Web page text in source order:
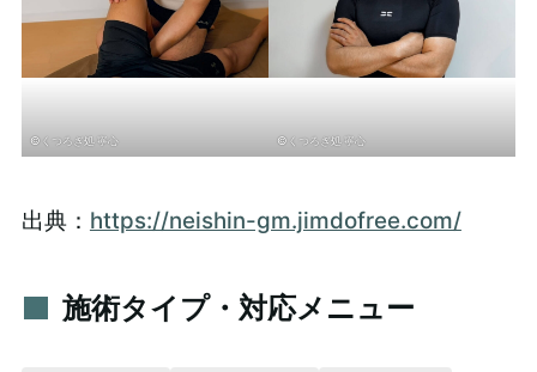
©くつろぎ処 寧心 ©くつろぎ処 寧心
出典： https://neishin-gm.jimdofree.com/
施術タイプ・対応メニュー